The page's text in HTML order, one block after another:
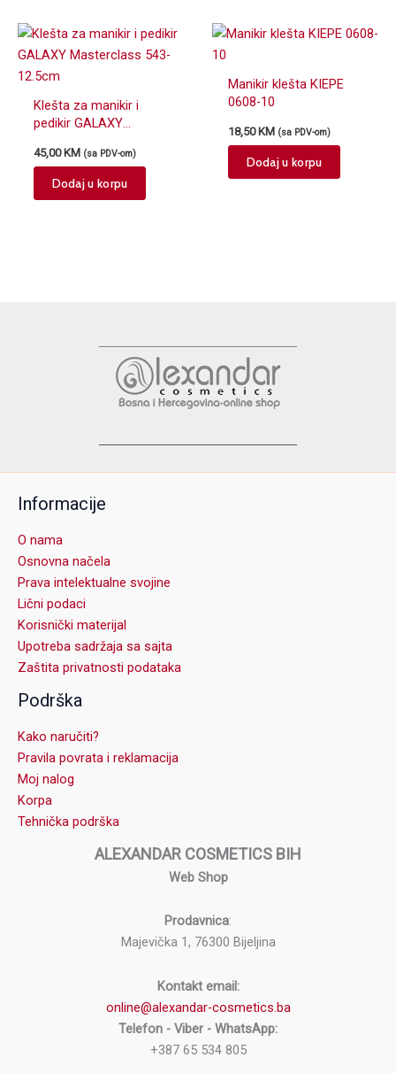
Klešta za manikir i
pedikir GALAXY
12.5cm
45,00 KM (sa PDV-om)
Dodaj u korpu
Manikir klešta KIEPE
0608-10
18,50 KM (sa PDV-om)
Dodaj u korpu
Informacije
O nama
Osnovna načela
Prava intelektualne svojine
Lični podaci
Korisnički materijal
Upotreba sadržaja sa sajta
Zaštita privatnosti podataka
Podrška
Kako naručiti?
Pravila povrata i reklamacija
Moj nalog
Korpa
Tehnička podrška
ALEXANDAR COSMETICS BIH
Web Shop
Prodavnica:
Majevička 1, 76300 Bijeljina
Kontakt email:
online@alexandar-cosmetics.ba
Telefon - Viber - WhatsApp:
+387 65 534 805